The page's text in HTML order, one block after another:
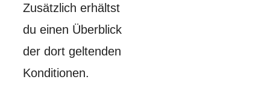
Zusätzlich erhältst
du einen Überblick
der dort geltenden
Konditionen.